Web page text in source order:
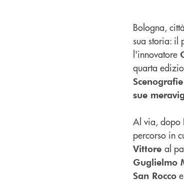
Bologna,
sua storia: il
l'innovatore
quarta
sue
Al via, dopo
percorso in
Vittore al
Guglielmo
San Rocco